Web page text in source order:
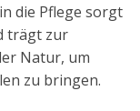
die Pflege sorgt
trägt zur
Natur, um
zu bringen.